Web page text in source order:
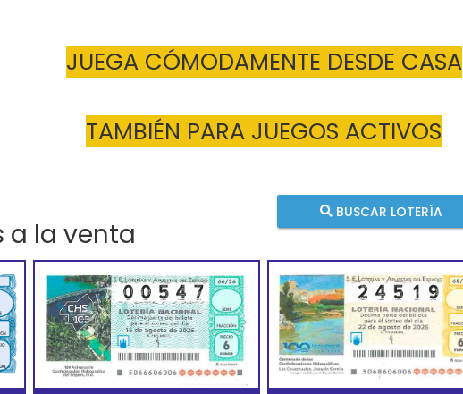
JUEGA CÓMODAMENTE DESDE CASA
TAMBIÉN PARA JUEGOS ACTIVOS
a la venta
BUSCAR LOTERÍA